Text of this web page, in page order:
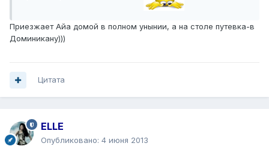
Приезжает Айа домой в полном унынии, а на столе путевка-в
Доминикану)))
Цитата
ELLE
Опубликовано: 4 июня 2013